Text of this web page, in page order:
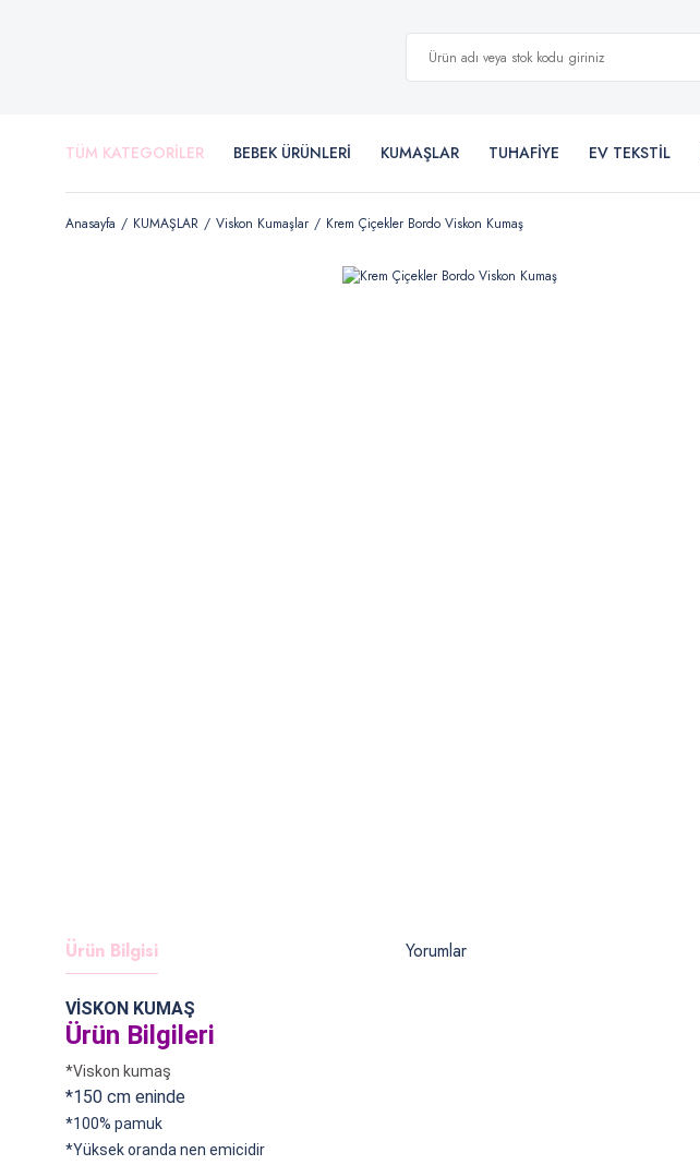
TÜM KATEGORİLER BEBEK ÜRÜNLERİ KUMAŞLAR TUHAFİYE EV TEKSTİL
Anasayfa KUMAŞLAR Viskon Kumaşlar Krem Çiçekler Bordo Viskon Kumaş
Ürün Bilgisi Yorumlar
VİSKON KUMAŞ
Ürün Bilgileri
*Viskon kumaş
*150 cm eninde
*100% pamuk
*Yüksek oranda nen emicidir